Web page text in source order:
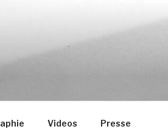
Videos Presse